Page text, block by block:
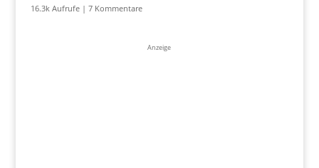
16.3k Aufrufe| 7 Kommentare
Anzeige